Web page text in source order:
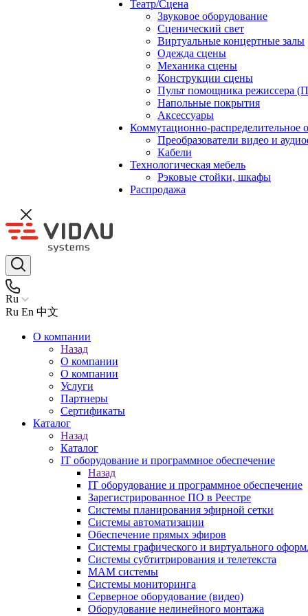
Театр/Сцена
Звуковое оборудование
Сценический свет
Виртуальные концертные залы
Одежда сцены
Механика сцены
Конструкции сцены
Пульт помощника режиссера
Напольные покрытия
Аксессуары
Коммутационно-распределительное
Преобразователи видео и
Кабели
Технологическая мебель
Рэковые стойки, шкафы
Распродажа
Ru
Ru En 中文
О компании
Назад
О компании
О компании
Услуги
Партнеры
Сертификаты
Каталог
Назад
Каталог
IT оборудование и программное обеспечение
Назад
IT оборудование и программное обеспечение
Зарегистрированное ПО в Реестре
Системы планирования эфирной сетки
Системы автоматизации
Обеспечение прямых эфиров
Системы графического и виртуального
Системы субтитрирования и телетекста
MAM системы
Системы мониторинга
Серверное оборудование (видео)
Оборудование нелинейного монтажа